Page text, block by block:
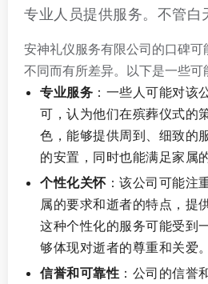
专业人员提供服务。不管白
安神礼仪服务有限公司的口碑
不同而有所差异。以下是一些可
专业服务 ：一些人可能对该
可，认为他们在殡葬仪式的
色，能够提供周到、细致的
的安置，同时也能满足家属
个性化关怀：该公司可能注
属的要求和逝者的特点，提
这种个性化的服务可能受到
够体现对逝者的尊重和关爱。
信誉和可靠性 ：公司的信誉